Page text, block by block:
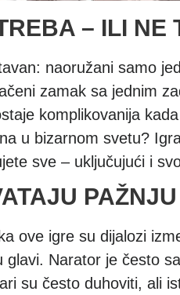
– ILI NE
naoružani samo
zamak sa jednim
komplikovanija
u bizarnom svetu?
sve – uključujući i
PAŽNJU
ove igre su dijalozi
glavi. Narator je često
su često duhoviti, ali